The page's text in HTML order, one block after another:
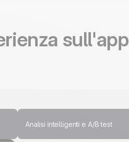
sull'app
Analisi intelligenti e A/B test